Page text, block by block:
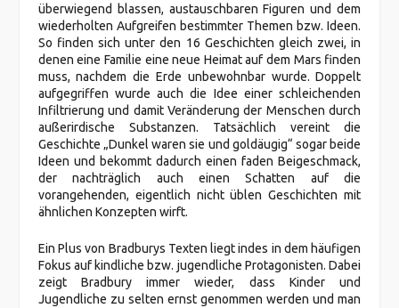
überwiegend blassen, austauschbaren Figuren und dem
wiederholten Aufgreifen bestimmter Themen bzw. Ideen.
So finden sich unter den 16 Geschichten gleich zwei, in
denen eine Familie eine neue Heimat auf dem Mars finden
muss, nachdem die Erde unbewohnbar wurde. Doppelt
aufgegriffen wurde auch die Idee einer schleichenden
Infiltrierung und damit Veränderung der Menschen durch
außerirdische Substanzen. Tatsächlich vereint die
Geschichte „Dunkel waren sie und goldäugig“ sogar beide
Ideen und bekommt dadurch einen faden Beigeschmack,
der nachträglich auch einen Schatten auf die
vorangehenden, eigentlich nicht üblen Geschichten mit
ähnlichen Konzepten wirft.
Ein Plus von Bradburys Texten liegt indes in dem häufigen
Fokus auf kindliche bzw. jugendliche Protagonisten. Dabei
zeigt Bradbury immer wieder, dass Kinder und
Jugendliche zu selten ernst genommen werden und man